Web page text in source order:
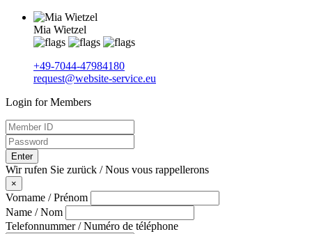
Mia Wietzel
+49-7044-47984180
request@website-service.eu
Login for Members
Enter
Wir rufen Sie zurück / Nous vous rappellerons
×
Vorname / Prénom
Name / Nom
Telefonnummer / Numéro de téléphone